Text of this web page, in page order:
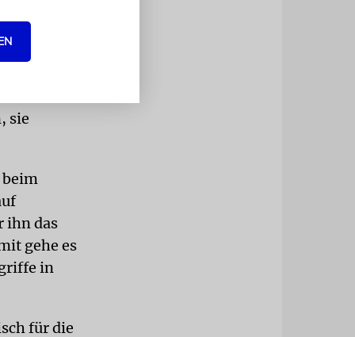
ihre
sie
beim
ihn das
gehe es
in
für die